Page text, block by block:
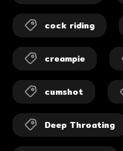
cock riding
creampie
cumshot
Deep Throating